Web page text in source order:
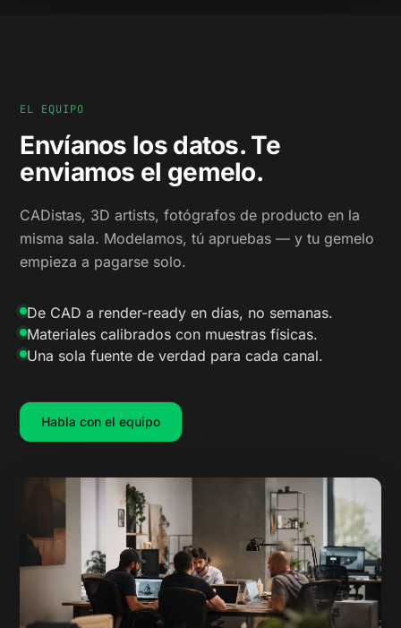
EL EQUIPO
Envíanos los datos. Te
enviamos el gemelo.
CADistas, 3D artists, fotógrafos de producto en la
misma sala. Modelamos, tú apruebas — y tu gemelo
empieza a pagarse solo.
De CAD a render-ready en días, no semanas.
Materiales calibrados con muestras físicas.
Una sola fuente de verdad para cada canal.
Habla con el equipo